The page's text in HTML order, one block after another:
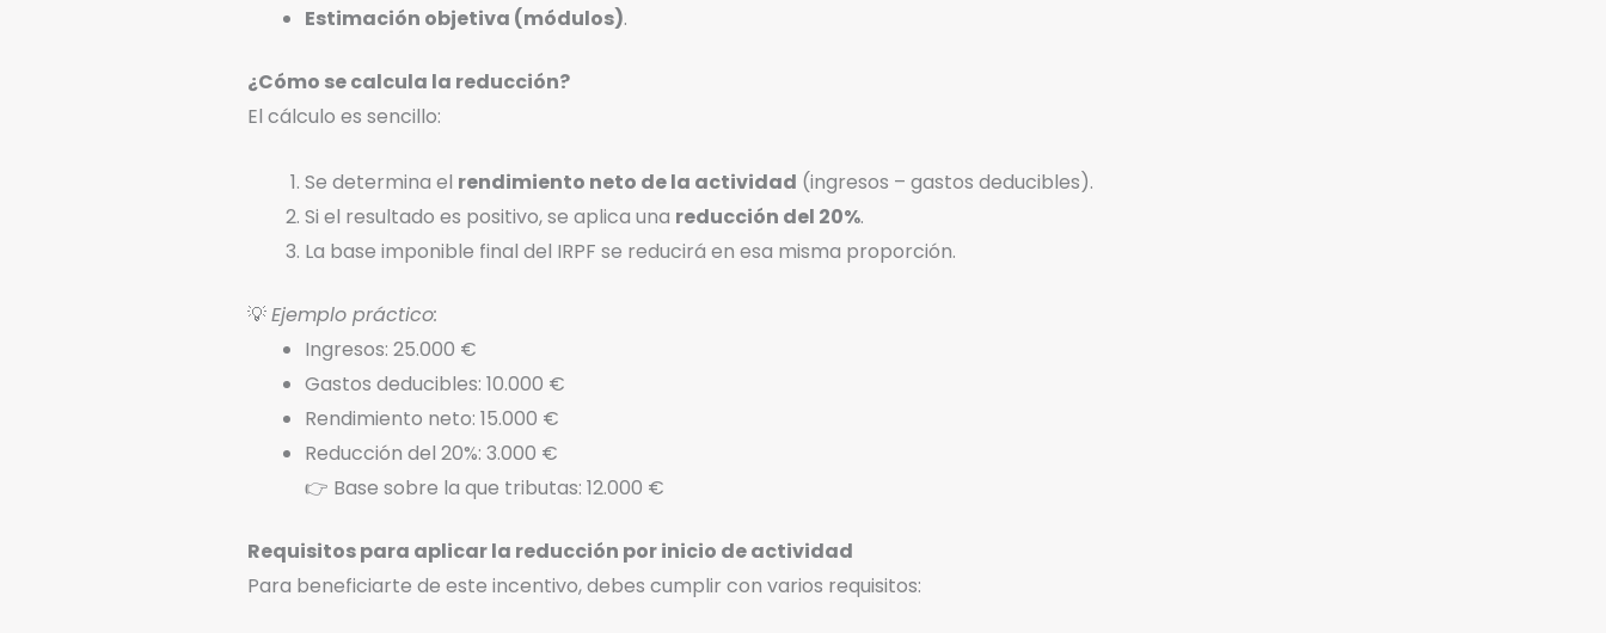
Estimación objetiva (módulos).
¿Cómo se calcula la reducción?
El cálculo es sencillo:
Se determina el rendimiento neto de la actividad (ingresos – gastos deducibles).
Si el resultado es positivo, se aplica una reducción del 20%.
La base imponible final del IRPF se reducirá en esa misma proporción.
💡Ejemplo práctico:
Ingresos: 25.000 €
Gastos deducibles: 10.000 €
Rendimiento neto: 15.000 €
Reducción del 20%: 3.000 €
👉 Base sobre la que tributas: 12.000 €
Requisitos para aplicar la reducción por inicio de actividad
Para beneficiarte de este incentivo, debes cumplir con varios requisitos: